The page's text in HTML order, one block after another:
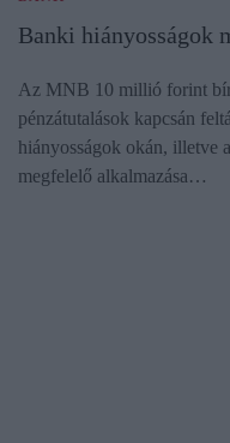
Banki hiányosságok
Az MNB 10 millió forint
pénzátutalások kapcsán
hiányosságok okán, illetve
megfelelő alkalmazása…